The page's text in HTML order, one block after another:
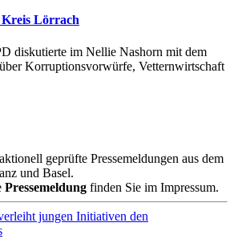
Kreis Lörrach
diskutierte im Nellie Nashorn mit dem
Korruptionsvorwürfe, Vetternwirtschaft
geprüfte Pressemeldungen aus dem
und Basel.
Pressemeldung finden Sie im Impressum.